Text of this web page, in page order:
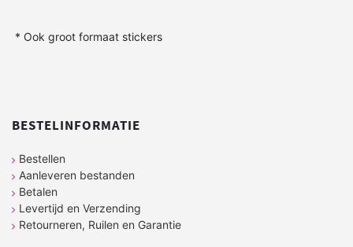
* Ook groot formaat stickers
BESTELINFORMATIE
Bestellen
Aanleveren bestanden
Betalen
Levertijd en Verzending
Retourneren, Ruilen en Garantie